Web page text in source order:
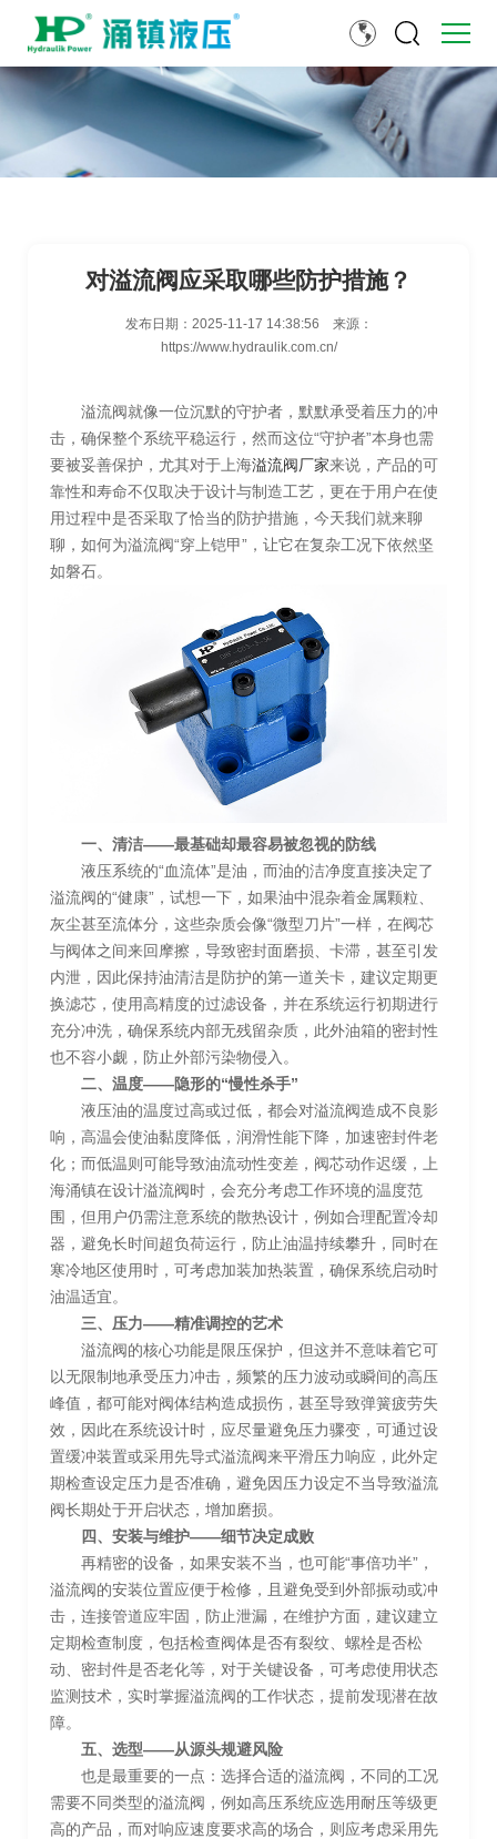
对溢流阀应采取哪些防护措施？
发布日期： 2025-11-17 14:38:56
来源：
https://www.hydraulik.com.cn/
溢流阀就像一位沉默的守护者，默默承受着压力的冲
击，确保整个系统平稳运行，然而这位“守护者”本身也需
要被妥善保护，尤其对于上海溢流阀厂家来说，产品的可
靠性和寿命不仅取决于设计与制造工艺，更在于用户在使
用过程中是否采取了恰当的防护措施，今天我们就来聊
聊，如何为溢流阀“穿上铠甲”，让它在复杂工况下依然坚
如磐石。
一、清洁——最基础却最容易被忽视的防线
液压系统的“血流体”是油，而油的洁净度直接决定了
溢流阀的“健康”，试想一下，如果油中混杂着金属颗粒、
灰尘甚至流体分，这些杂质会像“微型刀片”一样，在阀芯
与阀体之间来回摩擦，导致密封面磨损、卡滞，甚至引发
内泄，因此保持油清洁是防护的第一道关卡，建议定期更
换滤芯，使用高精度的过滤设备，并在系统运行初期进行
充分冲洗，确保系统内部无残留杂质，此外油箱的密封性
也不容小觑，防止外部污染物侵入。
二、温度——隐形的“慢性杀手”
液压油的温度过高或过低，都会对溢流阀造成不良影
响，高温会使油黏度降低，润滑性能下降，加速密封件老
化；而低温则可能导致油流动性变差，阀芯动作迟缓，上
海涌镇在设计溢流阀时，会充分考虑工作环境的温度范
围，但用户仍需注意系统的散热设计，例如合理配置冷却
器，避免长时间超负荷运行，防止油温持续攀升，同时在
寒冷地区使用时，可考虑加装加热装置，确保系统启动时
油温适宜。
三、压力——精准调控的艺术
溢流阀的核心功能是限压保护，但这并不意味着它可
以无限制地承受压力冲击，频繁的压力波动或瞬间的高压
峰值，都可能对阀体结构造成损伤，甚至导致弹簧疲劳失
效，因此在系统设计时，应尽量避免压力骤变，可通过设
置缓冲装置或采用先导式溢流阀来平滑压力响应，此外定
期检查设定压力是否准确，避免因压力设定不当导致溢流
阀长期处于开启状态，增加磨损。
四、安装与维护——细节决定成败
再精密的设备，如果安装不当，也可能“事倍功半”，
溢流阀的安装位置应便于检修，且避免受到外部振动或冲
击，连接管道应牢固，防止泄漏，在维护方面，建议建立
定期检查制度，包括检查阀体是否有裂纹、螺栓是否松
动、密封件是否老化等，对于关键设备，可考虑使用状态
监测技术，实时掌握溢流阀的工作状态，提前发现潜在故
障。
五、选型——从源头规避风险
也是最重要的一点：选择合适的溢流阀，不同的工况
需要不同类型的溢流阀，例如高压系统应选用耐压等级更
高的产品，而对响应速度要求高的场合，则应考虑采用先